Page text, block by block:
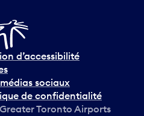
d’accessibilité
sociaux
de confidentialité
Greater Toronto Airports